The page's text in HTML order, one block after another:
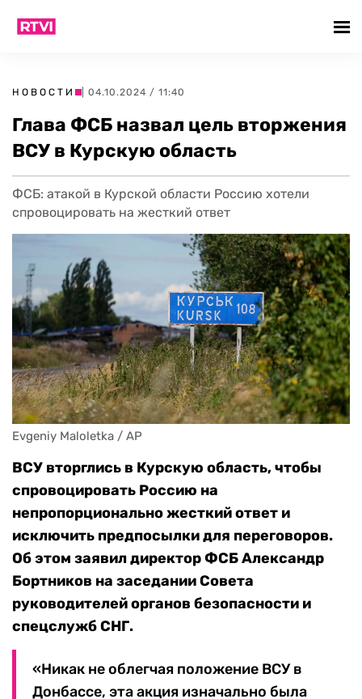
НОВОСТИ | 04.10.2024 / 11:40
Глава ФСБ назвал цель вторжения
ВСУ в Курскую область
ФСБ: атакой в Курской области Россию хотели
спровоцировать на жесткий ответ
Evgeniy Maloletka / AP
ВСУ вторглись в Курскую область, чтобы
спровоцировать Россию на
непропорционально жесткий ответ и
исключить предпосылки для переговоров.
Об этом заявил директор ФСБ Александр
Бортников на заседании Совета
руководителей органов безопасности и
спецслужб СНГ.
«Никак не облегчая положение ВСУ в
Донбассе, эта акция изначально была